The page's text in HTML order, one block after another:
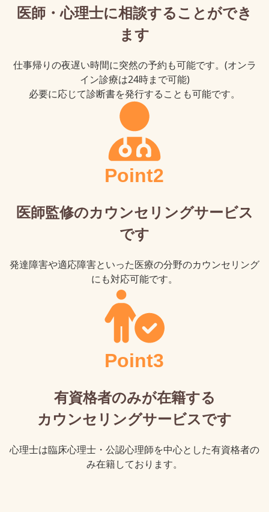
医師・心理士に相談することができ
ます
仕事帰りの夜遅い時間に突然の予約も可能です。(オンラ
イン診療は24時まで可能)
必要に応じて診断書を発行することも可能です。
Point2
医師監修のカウンセリングサービス
です
発達障害や適応障害といった医療の分野のカウンセリング
にも対応可能です。
Point3
有資格者のみが在籍する
カウンセリングサービスです
心理士は臨床心理士・公認心理師を中心とした有資格者の
み在籍しております。